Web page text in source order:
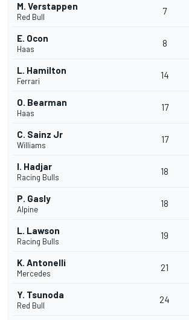
M. Verstappen
Red Bull
7
E. Ocon
Haas
8
L. Hamilton
Ferrari
14
O. Bearman
Haas
17
C. Sainz Jr
Williams
17
I. Hadjar
Racing Bulls
18
P. Gasly
Alpine
18
L. Lawson
Racing Bulls
19
K. Antonelli
Mercedes
21
Y. Tsunoda
Red Bull
24